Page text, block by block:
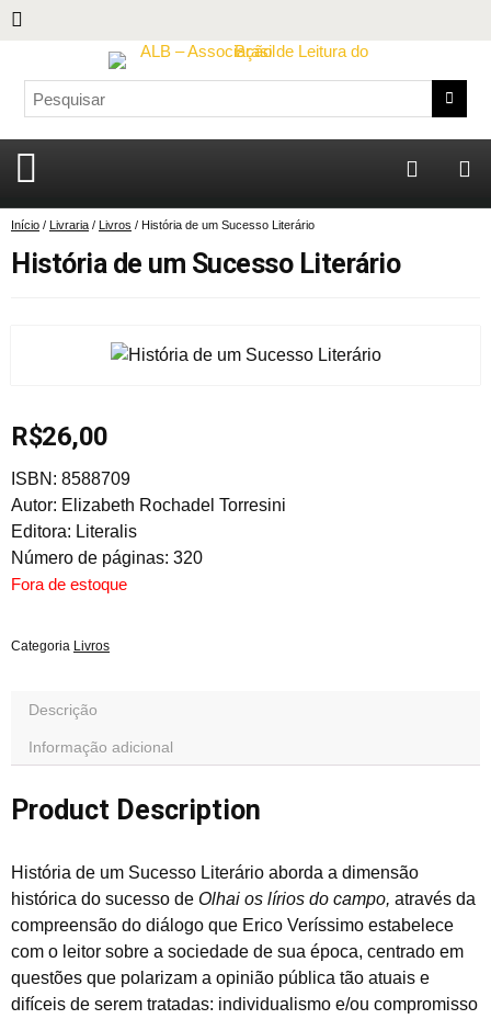
Início / Livraria / Livros / História de um Sucesso Literário
História de um Sucesso Literário
R$26,00
ISBN: 8588709
Autor: Elizabeth Rochadel Torresini
Editora: Literalis
Número de páginas: 320
Fora de estoque
Categoria Livros
Descrição
Informação adicional
Product Description
História de um Sucesso Literário aborda a dimensão
histórica do sucesso de Olhai os lírios do campo, através da
compreensão do diálogo que Erico Veríssimo estabelece
com o leitor sobre a sociedade de sua época, centrado em
questões que polarizam a opinião pública tão atuais e
difíceis de serem tratadas: individualismo e/ou compromisso